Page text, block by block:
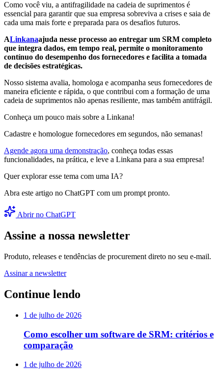
Como você viu, a antifragilidade na cadeia de suprimentos é
essencial para garantir que sua empresa sobreviva a crises e saia de
cada uma mais forte e preparada para os desafios futuros.
ALinkanaajuda nesse processo ao entregar um SRM completo
que integra dados, em tempo real, permite o monitoramento
contínuo do desempenho dos fornecedores e facilita a tomada
de decisões estratégicas.
Nosso sistema avalia, homologa e acompanha seus fornecedores de
maneira eficiente e rápida, o que contribui com a formação de uma
cadeia de suprimentos não apenas resiliente, mas também antifrágil.
Conheça um pouco mais sobre a Linkana!
Cadastre e homologue fornecedores em segundos, não semanas!
Agende agora uma demonstração, conheça todas essas
funcionalidades, na prática, e leve a Linkana para a sua empresa!
Quer explorar esse tema com uma IA?
Abra este artigo no ChatGPT com um prompt pronto.
Abrir no ChatGPT
Assine a nossa newsletter
Produto, releases e tendências de procurement direto no seu e-mail.
Assinar a newsletter
Continue lendo
1 de julho de 2026
Como escolher um software de SRM: critérios e
comparação
1 de julho de 2026